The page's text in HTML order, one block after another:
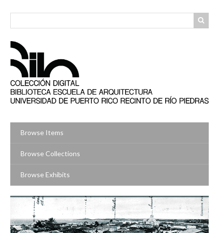
Browse Items
Browse Collections
Browse Exhibits